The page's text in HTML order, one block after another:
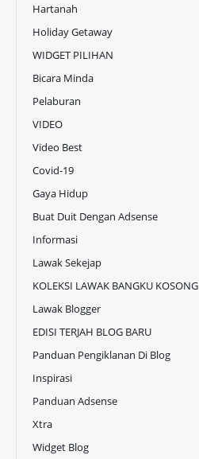
Hartanah
Holiday Getaway
WIDGET PILIHAN
Bicara Minda
Pelaburan
VIDEO
Video Best
Covid-19
Gaya Hidup
Buat Duit Dengan Adsense
Informasi
Lawak Sekejap
KOLEKSI LAWAK BANGKU KOSONG
Lawak Blogger
EDISI TERJAH BLOG BARU
Panduan Pengiklanan Di Blog
Inspirasi
Panduan Adsense
Xtra
Widget Blog